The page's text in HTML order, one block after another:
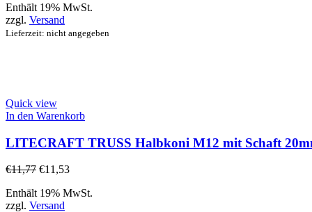
Enthält 19% MwSt.
zzgl. Versand
Lieferzeit: nicht angegeben
Quick view
In den Warenkorb
LITECRAFT TRUSS Halbkoni M12 mit Schaft
€11,77 €11,53
Enthält 19% MwSt.
zzgl. Versand